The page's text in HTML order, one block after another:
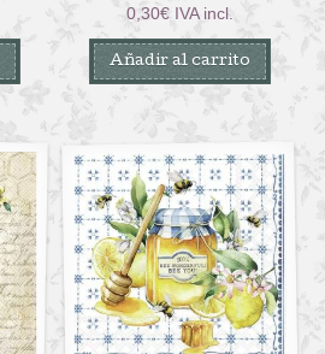
0,30€ IVA incl.
Añadir al carrito